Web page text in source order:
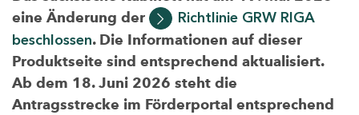
eine Änderung der
Richtlinie GRW RIGA
beschlossen. Die Informationen auf dieser
Produktseite sind entsprechend aktualisiert.
Ab dem 18. Juni 2026 steht die
Antragsstrecke im Förderportal entsprechend